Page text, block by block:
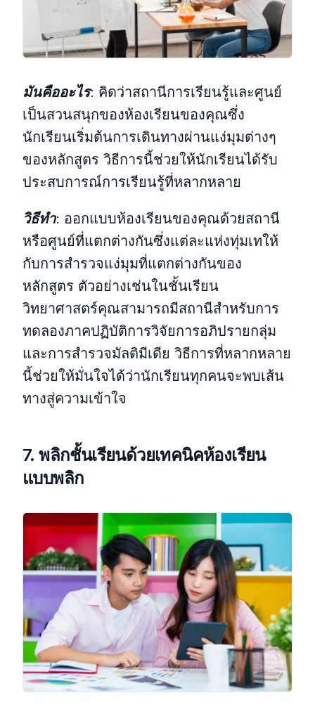
มันคืออะไร: คิดว่าสถานีการเรียนรู้และศูนย์
เป็นสวนสนุกของห้องเรียนของคุณซึ่ง
นักเรียนเริ่มต้นการเดินทางผ่านแง่มุมต่างๆ
ของหลักสูตร วิธีการนี้ช่วยให้นักเรียนได้รับ
ประสบการณ์การเรียนรู้ที่หลากหลาย
วิธีทํา: ออกแบบห้องเรียนของคุณด้วยสถานี
หรือศูนย์ที่แตกต่างกันซึ่งแต่ละแห่งทุ่มเทให้
กับการสํารวจแง่มุมที่แตกต่างกันของ
หลักสูตร ตัวอย่างเช่นในชั้นเรียน
วิทยาศาสตร์คุณสามารถมีสถานีสําหรับการ
ทดลองภาคปฏิบัติการวิจัยการอภิปรายกลุ่ม
และการสํารวจมัลติมีเดีย วิธีการที่หลากหลาย
นี้ช่วยให้มั่นใจได้ว่านักเรียนทุกคนจะพบเส้น
ทางสู่ความเข้าใจ
7. พลิกชั้นเรียนด้วยเทคนิคห้องเรียน
แบบพลิก